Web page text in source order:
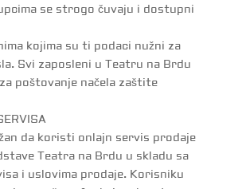
se strogo čuvaju i dostupni
kojima su ti podaci nužni za
Svi zaposleni u Teatru na Brdu
poštovanje načela zaštite
da koristi onlajn servis prodaje
Teatra na Brdu u skladu sa
i uslovima prodaje. Korisniku